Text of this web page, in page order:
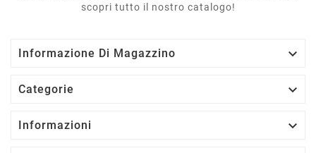
scopri tutto il nostro catalogo!
Informazione Di Magazzino 
Categorie 
Informazioni 